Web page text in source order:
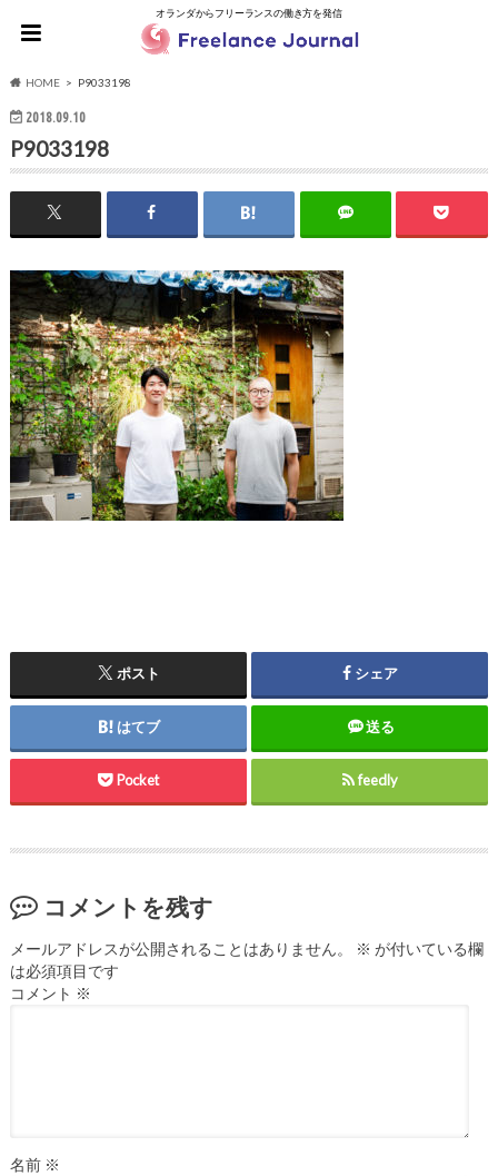
オランダからフリーランスの働き方を発信
HOME P9033198
2018.09.10
P9033198
ポスト シェア
はてブ 送る
Pocket feedly
コメントを残す
メールアドレスが公開されることはありません。 ※ が付いている欄
は必須項目です
コメント ※
名前 ※